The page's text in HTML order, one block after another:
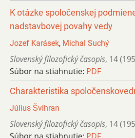
K otázke spoločenskej
nadstavbovej povahy vedy
Jozef Karásek, Michal Suchý
Slovenský filozofický časopis, 14
Súbor na stiahnutie: PDF
Charakteristika
Július Švihran
Slovenský filozofický časopis, 14